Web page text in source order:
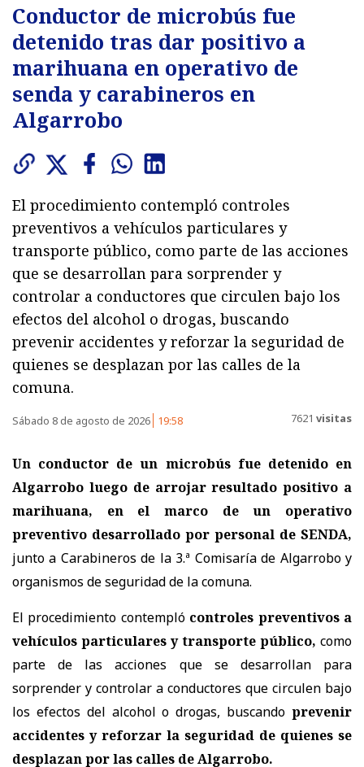
Conductor de microbús fue
detenido tras dar positivo a
marihuana en operativo de
senda y carabineros en
Algarrobo
El procedimiento contempló controles
preventivos a vehículos particulares y
transporte público, como parte de las acciones
que se desarrollan para sorprender y
controlar a conductores que circulen bajo los
efectos del alcohol o drogas, buscando
prevenir accidentes y reforzar la seguridad de
quienes se desplazan por las calles de la
comuna.
Sábado 8 de agosto de 2026 19:58 7621 visitas
Un conductor de un microbús fue detenido en
Algarrobo luego de arrojar resultado positivo a
marihuana, en el marco de un operativo
preventivo desarrollado por personal de SENDA,
junto a Carabineros de la 3.ª Comisaría de Algarrobo y
organismos de seguridad de la comuna.
El procedimiento contempló controles preventivos a
vehículos particulares y transporte público, como
parte de las acciones que se desarrollan para
sorprender y controlar a conductores que circulen bajo
los efectos del alcohol o drogas, buscando prevenir
accidentes y reforzar la seguridad de quienes se
desplazan por las calles de Algarrobo.